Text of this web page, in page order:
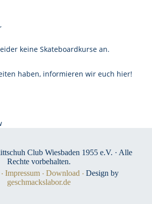
keine Skateboardkurse an.
haben, informieren wir euch hier!
Club Wiesbaden 1955 e.V. · Alle
Rechte vorbehalten.
Impressum Download
Design by
geschmackslabor.de